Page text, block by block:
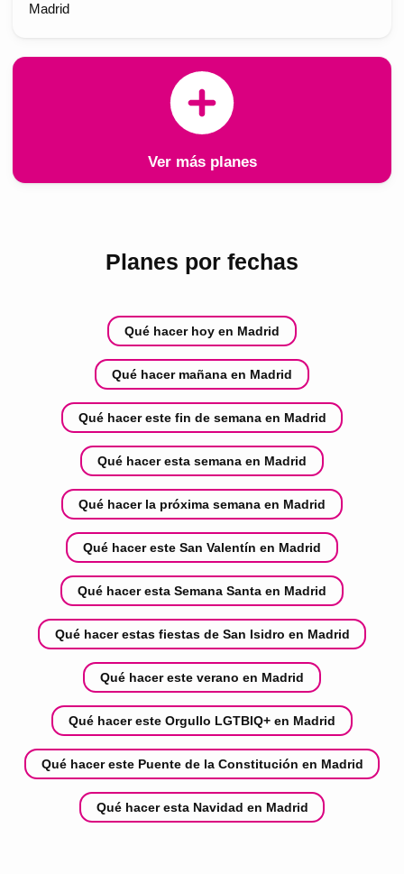
Madrid
Ver más planes
Planes por fechas
Qué hacer hoy en Madrid
Qué hacer mañana en Madrid
Qué hacer este fin de semana en Madrid
Qué hacer esta semana en Madrid
Qué hacer la próxima semana en Madrid
Qué hacer este San Valentín en Madrid
Qué hacer esta Semana Santa en Madrid
Qué hacer estas fiestas de San Isidro en Madrid
Qué hacer este verano en Madrid
Qué hacer este Orgullo LGTBIQ+ en Madrid
Qué hacer este Puente de la Constitución en Madrid
Qué hacer esta Navidad en Madrid